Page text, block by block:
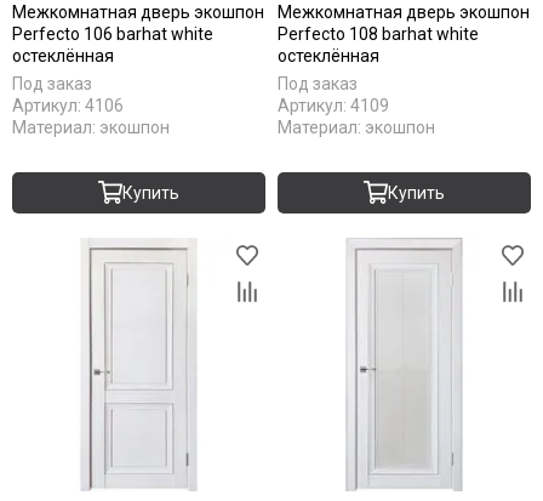
Межкомнатная дверь экошпон
Perfecto 106 barhat white
остеклённая
Под заказ
Артикул: 4106
Материал: экошпон
Купить
Межкомнатная дверь экошпон
Perfecto 108 barhat white
остеклённая
Под заказ
Артикул: 4109
Материал: экошпон
Купить